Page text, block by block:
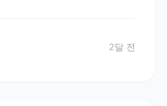
2달 전